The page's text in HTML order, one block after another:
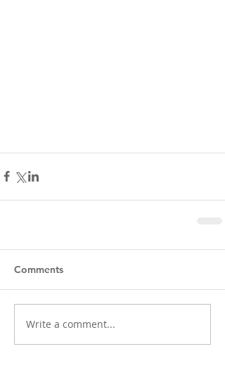
Comments
Write a comment...